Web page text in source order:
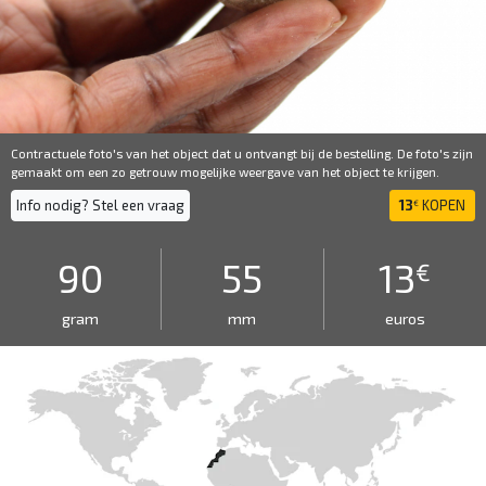
Contractuele foto's van het object dat u ontvangt bij de bestelling. De foto's zijn
gemaakt om een ​​zo getrouw mogelijke weergave van het object te krijgen.
Info nodig? Stel een vraag 13€ KOPEN
90
gram
55
mm
13€
euros